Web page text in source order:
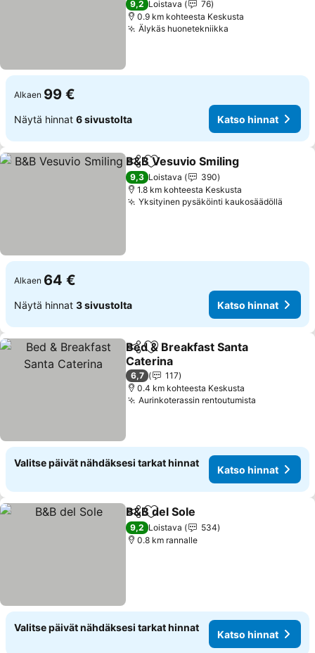
9,2 Loistava
76
0.9 km kohteesta Keskusta
Älykäs huonetekniikka
Alkaen 99 €
Näytä hinnat 6 sivustolta Katso hinnat
Jaa Lisää suosikkeihin
B&B Vesuvio Smiling
9,3 Loistava
390
1.8 km kohteesta Keskusta
Yksityinen pysäköinti kaukosäädöllä
Alkaen 64 €
Näytä hinnat 3 sivustolta Katso hinnat
Jaa Lisää suosikkeihin
Bed & Breakfast Santa
Caterina
6,7
117
0.4 km kohteesta Keskusta
Aurinkoterassin rentoutumista
Valitse päivät nähdäksesi tarkat hinnat
Katso hinnat
Jaa Lisää suosikkeihin
B&B del Sole
9,2 Loistava
534
0.8 km rannalle
Valitse päivät nähdäksesi tarkat hinnat
Katso hinnat